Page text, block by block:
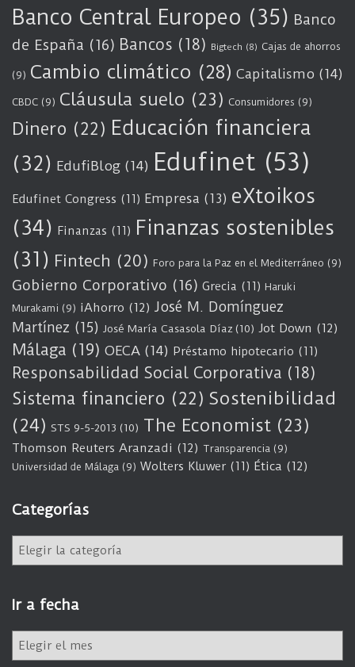
Banco Central Europeo (35) Banco
de España (16) Bancos (18) Bigtech (8) Cajas de ahorros
(9) Cambio climático (28) Capitalismo (14)
CBDC (9) Cláusula suelo (23) Consumidores (9)
Dinero (22) Educación financiera
(32) EdufiBlog (14) Edufinet (53)
Edufinet Congress (11) Empresa (13) eXtoikos
(34) Finanzas (11) Finanzas sostenibles
(31) Fintech (20) Foro para la Paz en el Mediterráneo (9)
Gobierno Corporativo (16) Grecia (11) Haruki
Murakami (9) iAhorro (12) José M. Domínguez
Martínez (15) José María Casasola Díaz (10) Jot Down (12)
Málaga (19) OECA (14) Préstamo hipotecario (11)
Responsabilidad Social Corporativa (18)
Sistema financiero (22) Sostenibilidad
(24) STS 9-5-2013 (10) The Economist (23)
Thomson Reuters Aranzadi (12) Transparencia (9)
Universidad de Málaga (9) Wolters Kluwer (11) Ética (12)
Categorías
e
g
o
Ir a fecha